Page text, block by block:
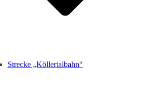
Strecke „Köllertalbahn“